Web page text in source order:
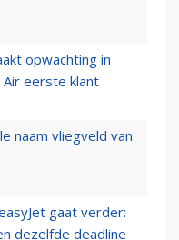
opwachting in
Air eerste klant
naam vliegveld van
gaat verder:
dezelfde deadline